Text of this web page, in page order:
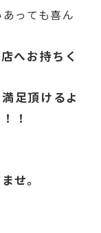
っても喜ん
へお持ちく
足頂けるよ
！
せ。